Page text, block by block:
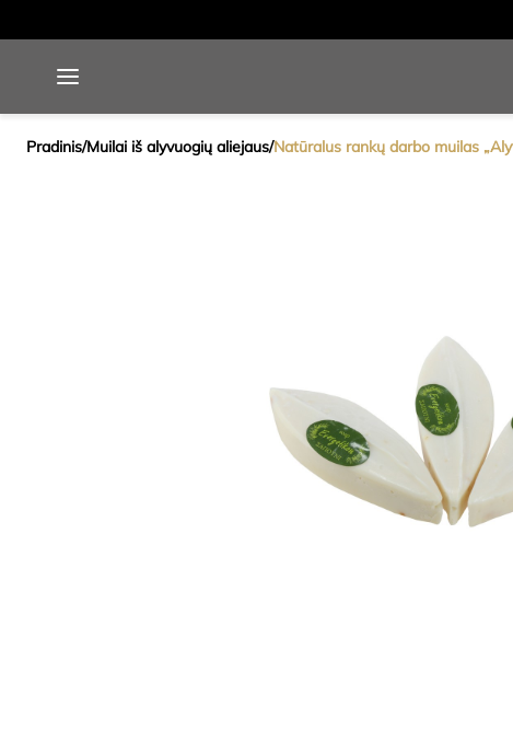
Pradinis/Muilai iš alyvuogių aliejaus/Natūralus rankų darbo muilas